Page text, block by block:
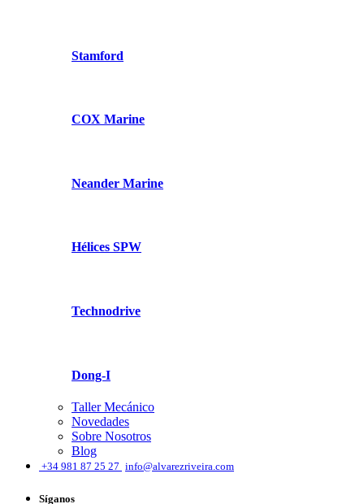
Stamford
COX Marine
Neander Marine
Hélices SPW
Technodrive
Dong-I
Taller Mecánico
Novedades
Sobre Nosotros
Blog
+34 981 87 25 27 info@alvarezriveira.com
Síganos